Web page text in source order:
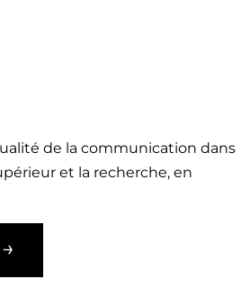
de la communication dans
et la recherche, en